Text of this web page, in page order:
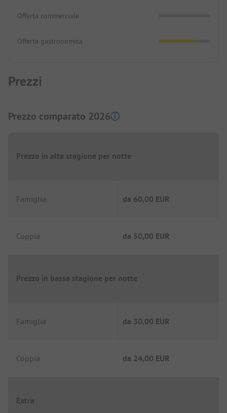
Offerta commerciale
Offerta gastronomica
Prezzi
Prezzo comparato 2026
Prezzo in alta stagione per notte
Famiglia da 60,00 EUR
Coppia da 50,00 EUR
Prezzo in bassa stagione per notte
Famiglia da 30,00 EUR
Coppia da 24,00 EUR
Extra